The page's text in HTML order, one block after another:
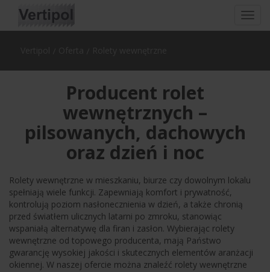
Producent rolet
wewnętrznych –
pilsowanych, dachowych
oraz dzień i noc
Rolety wewnętrzne w mieszkaniu, biurze czy dowolnym lokalu
spełniają wiele funkcji. Zapewniają komfort i prywatność,
kontrolują poziom nasłonecznienia w dzień, a także chronią
przed światłem ulicznych latarni po zmroku, stanowiąc
wspaniałą alternatywę dla firan i zasłon. Wybierając rolety
wewnętrzne od topowego producenta, mają Państwo
gwarancję wysokiej jakości i skutecznych elementów aranżacji
okiennej. W naszej ofercie można znaleźć rolety wewnętrzne